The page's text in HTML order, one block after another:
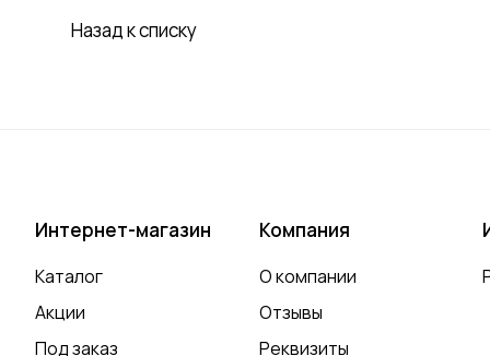
Назад к списку
Интернет-магазин
Каталог
Акции
Под заказ
Компания
О компании
Отзывы
Реквизиты